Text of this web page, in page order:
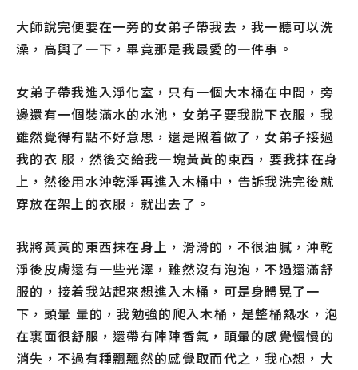
大師說完便要在一旁的女弟子帶我去，我一聽可以洗
澡，高興了一下，畢竟那是我最愛的一件事。
女弟子帶我進入淨化室，只有一個大木桶在中間，旁
邊還有一個裝滿水的水池，女弟子要我脫下衣服，我
雖然覺得有點不好意思，還是照着做了，女弟子接過
我的衣 服，然後交給我一塊黃黃的東西，要我抹在身
上，然後用水沖乾淨再進入木桶中，告訴我洗完後就
穿放在架上的衣服，就出去了。
我將黃黃的東西抹在身上，滑滑的，不很油膩，沖乾
淨後皮膚還有一些光澤，雖然沒有泡泡，不過還滿舒
服的，接着我站起來想進入木桶，可是身體晃了一
下，頭暈 暈的，我勉強的爬入木桶，是整桶熱水，泡
在裹面很舒服，還帶有陣陣香氣，頭暈的感覺慢慢的
消失，不過有種飄飄然的感覺取而代之，我心想，大